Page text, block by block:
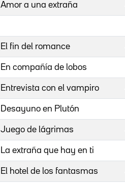
Amor a una extraña
El fin del romance
En compañía de lobos
Entrevista con el vampiro
Desayuno en Plutón
Juego de lágrimas
La extraña que hay en ti
El hotel de los fantasmas